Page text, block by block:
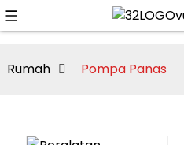
Rumah Pompa Panas